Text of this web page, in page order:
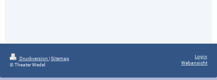
Druckversion |Sitemap
© Theater Wedel
Login
Webansicht